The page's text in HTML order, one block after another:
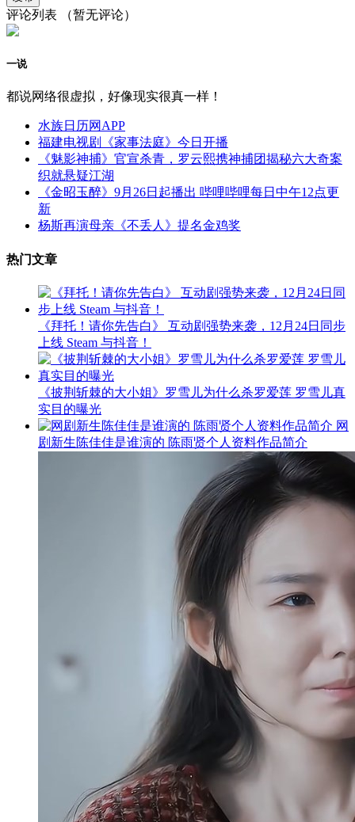
评论列表 （暂无评论）
一说
都说网络很虚拟，好像现实很真一样！
水族日历网APP
福建电视剧《家事法庭》今日开播
《魅影神捕》官宣杀青，罗云熙携神捕团揭秘六大奇案
织就悬疑江湖
《金昭玉醉》9月26日起播出 哔哩哔哩每日中午12点更
新
杨斯再演母亲《不丢人》提名金鸡奖
热门文章
《拜托！请你先告白》 互动剧强势来袭，12月24日同步
上线 Steam 与抖音！
《披荆斩棘的大小姐》罗雪儿为什么杀罗爱莲 罗雪儿真
实目的曝光
网
剧新生陈佳佳是谁演的 陈雨贤个人资料作品简介